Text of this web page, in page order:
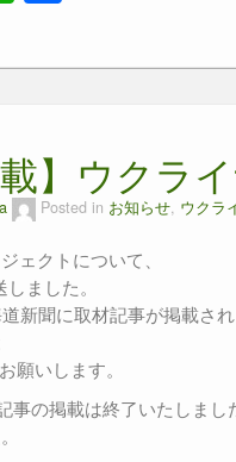
h
at
p
p
載】ウクラ
Posted in お知らせ, ウクラ
ェクトについて、
ました。
新聞に取材記事が掲載され
いします。
の掲載は終了いたしまし